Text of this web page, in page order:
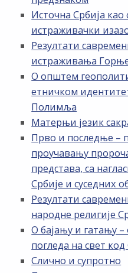
Источна Србија као
истраживачки
Резултати
истраживања
О општем
етничком
Полимља
Матерњи језик
Прво и последње –
проучавању
представа, са
Србије и суседних
Резултати
народне религије
О бајању и гатању –
погледа на свет код
Слично и супротно